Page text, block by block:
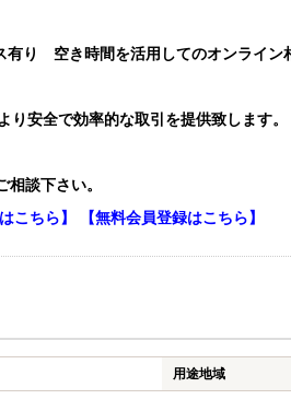
り 空き時間を活用してのオンライン
り安全で効率的な取引を提供致します。
談下さい。
こちら】
【無料会員登録はこちら】
用途地域